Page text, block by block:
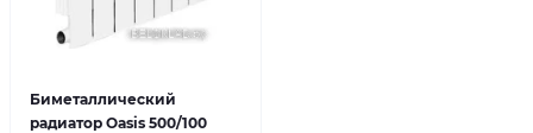
Биметаллический
радиатор Oasis 500/100